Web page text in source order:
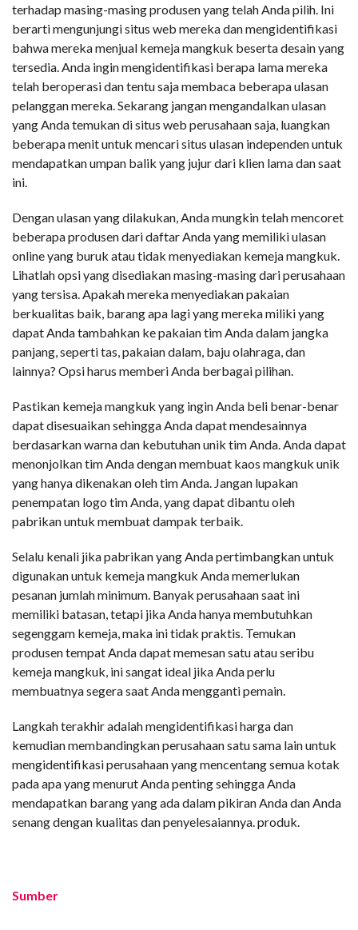
terhadap masing-masing produsen yang telah Anda pilih. Ini
berarti mengunjungi situs web mereka dan mengidentifikasi
bahwa mereka menjual kemeja mangkuk beserta desain yang
tersedia. Anda ingin mengidentifikasi berapa lama mereka
telah beroperasi dan tentu saja membaca beberapa ulasan
pelanggan mereka. Sekarang jangan mengandalkan ulasan
yang Anda temukan di situs web perusahaan saja, luangkan
beberapa menit untuk mencari situs ulasan independen untuk
mendapatkan umpan balik yang jujur ​​dari klien lama dan saat
ini.
Dengan ulasan yang dilakukan, Anda mungkin telah mencoret
beberapa produsen dari daftar Anda yang memiliki ulasan
online yang buruk atau tidak menyediakan kemeja mangkuk.
Lihatlah opsi yang disediakan masing-masing dari perusahaan
yang tersisa. Apakah mereka menyediakan pakaian
berkualitas baik, barang apa lagi yang mereka miliki yang
dapat Anda tambahkan ke pakaian tim Anda dalam jangka
panjang, seperti tas, pakaian dalam, baju olahraga, dan
lainnya? Opsi harus memberi Anda berbagai pilihan.
Pastikan kemeja mangkuk yang ingin Anda beli benar-benar
dapat disesuaikan sehingga Anda dapat mendesainnya
berdasarkan warna dan kebutuhan unik tim Anda. Anda dapat
menonjolkan tim Anda dengan membuat kaos mangkuk unik
yang hanya dikenakan oleh tim Anda. Jangan lupakan
penempatan logo tim Anda, yang dapat dibantu oleh
pabrikan untuk membuat dampak terbaik.
Selalu kenali jika pabrikan yang Anda pertimbangkan untuk
digunakan untuk kemeja mangkuk Anda memerlukan
pesanan jumlah minimum. Banyak perusahaan saat ini
memiliki batasan, tetapi jika Anda hanya membutuhkan
segenggam kemeja, maka ini tidak praktis. Temukan
produsen tempat Anda dapat memesan satu atau seribu
kemeja mangkuk, ini sangat ideal jika Anda perlu
membuatnya segera saat Anda mengganti pemain.
Langkah terakhir adalah mengidentifikasi harga dan
kemudian membandingkan perusahaan satu sama lain untuk
mengidentifikasi perusahaan yang mencentang semua kotak
pada apa yang menurut Anda penting sehingga Anda
mendapatkan barang yang ada dalam pikiran Anda dan Anda
senang dengan kualitas dan penyelesaiannya. produk.
Sumber